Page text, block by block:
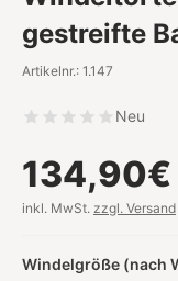
gestreifte
Artikelnr.: 1.147
Neu
134,90€
inkl. MwSt. zzgl. Versand
Windelgröße (nach